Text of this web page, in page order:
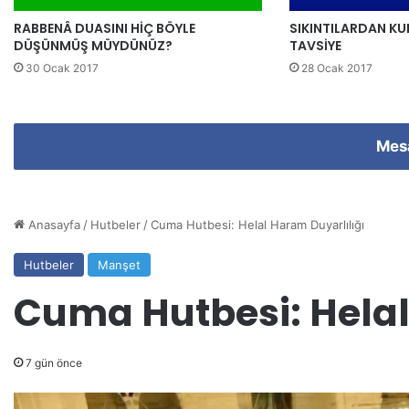
i
r
i
n
RABBENÂ DUASINI HİÇ BÖYLE
DÜŞÜNMÜŞ MÜYDÜNÜZ?
30 Ocak 2017
SIKINTILARDAN
TAVSİYE
28 Ocak 2017